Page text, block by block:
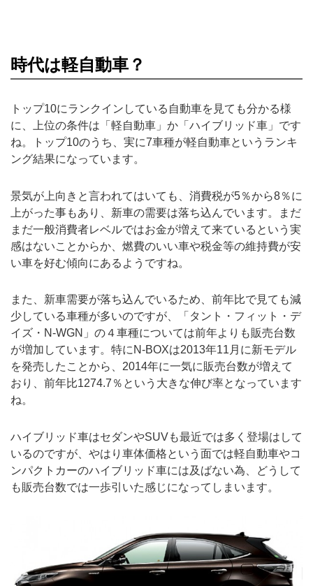
時代は軽自動車？
トップ10にランクインしている自動車を見ても分かる様
に、上位の条件は「軽自動車」か「ハイブリッド車」です
ね。トップ10のうち、実に7車種が軽自動車というランキ
ング結果になっています。
景気が上向きと言われてはいても、消費税が5％から8％に
上がった事もあり、新車の需要は落ち込んでいます。まだ
まだ一般消費者レベルではお金が増えて来ているという実
感はないことからか、燃費のいい車や税金等の維持費が安
い車を好む傾向にあるようですね。
また、新車需要が落ち込んでいるため、前年比で見ても減
少している車種が多いのですが、「タント・フィット・デ
イズ・N-WGN」の４車種については前年よりも販売台数
が増加しています。特にN-BOXは2013年11月に新モデル
を発売したことから、2014年に一気に販売台数が増えて
おり、前年比1274.7％という大きな伸び率となっています
ね。
ハイブリッド車はセダンやSUVも最近では多く登場はして
いるのですが、やはり車体価格という面では軽自動車やコ
ンパクトカーのハイブリッド車には及ばない為、どうして
も販売台数では一歩引いた感じになってしまいます。